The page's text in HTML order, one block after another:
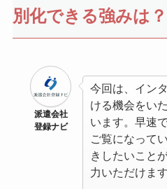
別化できる強みは？
派遣会社
登録ナビ
今回は、イン
ける機会をい
います。早速
ご覧になって
きしたいこと
力いただけま